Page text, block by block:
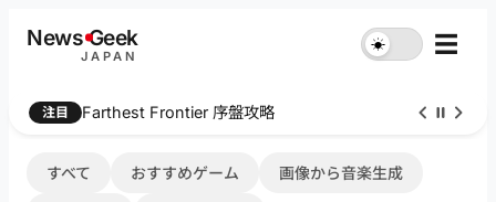
NewsGeek
JAPAN
☀︎ ☰
注目 Farthest Frontier 序盤攻略
すべて おすすめゲーム 画像から音楽生成